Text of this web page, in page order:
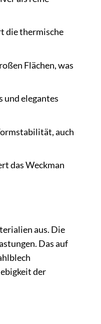
die thermische
Flächen, was
elegantes
auch
das Weckman
aus. Die
Das auf
der